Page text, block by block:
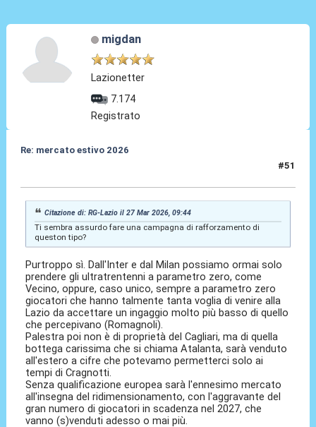
migdan
Lazionetter
7.174
Registrato
Re: mercato estivo 2026
#51
Citazione di: RG-Lazio il 27 Mar 2026, 09:44
Ti sembra assurdo fare una campagna di rafforzamento di
queston tipo?
Purtroppo sì. Dall'Inter e dal Milan possiamo ormai solo
prendere gli ultratrentenni a parametro zero, come
Vecino, oppure, caso unico, sempre a parametro zero
giocatori che hanno talmente tanta voglia di venire alla
Lazio da accettare un ingaggio molto più basso di quello
che percepivano (Romagnoli).
Palestra poi non è di proprietà del Cagliari, ma di quella
bottega carissima che si chiama Atalanta, sarà venduto
all'estero a cifre che potevamo permetterci solo ai
tempi di Cragnotti.
Senza qualificazione europea sarà l'ennesimo mercato
all'insegna del ridimensionamento, con l'aggravante del
gran numero di giocatori in scadenza nel 2027, che
vanno (s)venduti adesso o mai più.